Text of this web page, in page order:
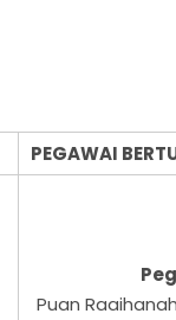
PEGAWAI
Puan